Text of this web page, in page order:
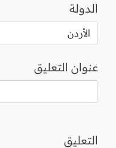
الدولة
عنوان التعليق
التعليق